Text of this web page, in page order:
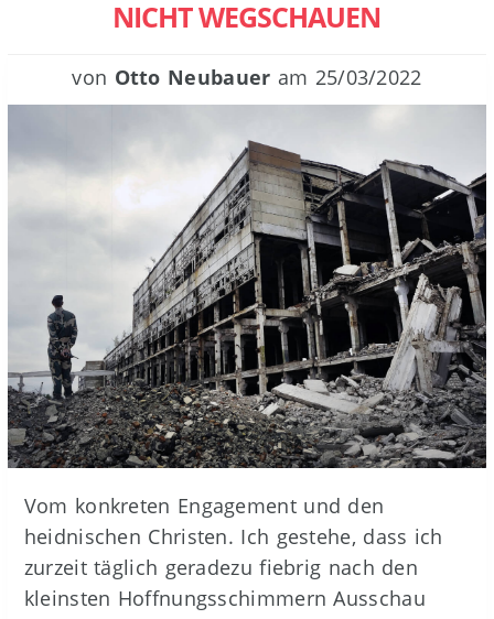
NICHT WEGSCHAUEN
von Otto Neubauer am 25/03/2022
Vom konkreten Engagement und den
heidnischen Christen. Ich gestehe, dass ich
zurzeit täglich geradezu fiebrig nach den
kleinsten Hoffnungsschimmern Ausschau